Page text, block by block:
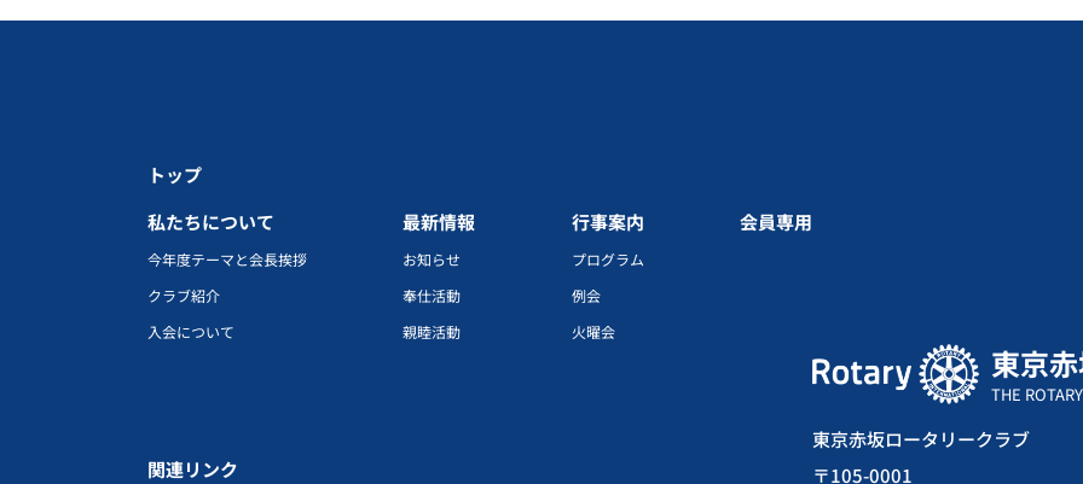
トップ
私たちについて
今年度テーマと会長挨拶
クラブ紹介
入会について
最新情報
お知らせ
奉仕活動
親睦活動
行事案内
プログラム
例会
火曜会
会員専用
関連リンク
東京
THE
東京赤坂ロータリークラブ
〒105-0001